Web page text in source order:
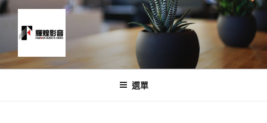
跳
至
要
內
News and Timeline
選單